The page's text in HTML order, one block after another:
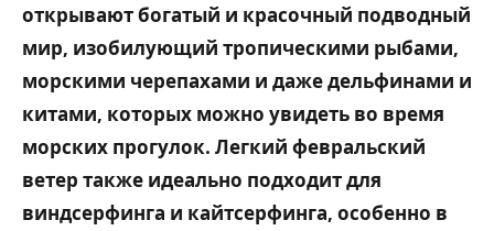
открывают богатый и красочный подводный
мир, изобилующий тропическими рыбами,
морскими черепахами и даже дельфинами и
китами, которых можно увидеть во время
морских прогулок. Легкий февральский
ветер также идеально подходит для
виндсерфинга и кайтсерфинга, особенно в